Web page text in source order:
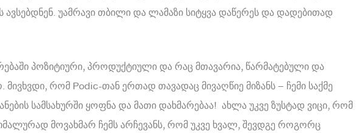
ავსებდნენ. უამრავი თბილი და ლამაზი სიტყვა დაწერეს და დადებითად
პოზიტიური, პროდუქტიული და რაც მთავარია, წარმატებული და
რომ Podic-თან ერთად თავადაც მივაღწიე მიზანს – ჩემი საქმე
სამსახურში ყოფნა და მათი დახმარებაა! ახლა უკვე ზუსტად ვიცი, რომ
მოვახმარ ჩემს არჩევანს, რომ უკვე ხვალ, შევდგე როგორც